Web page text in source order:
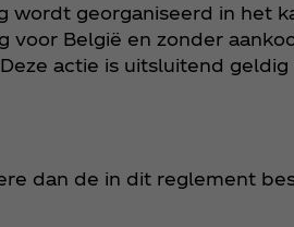
wordt georganiseerd in het
België en zonder
actie is uitsluitend
dan de in dit reglement